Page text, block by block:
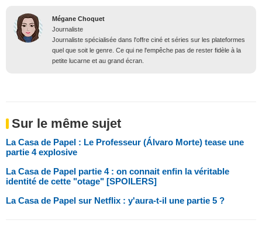
Mégane Choquet
Journaliste
Journaliste spécialisée dans l'offre ciné et séries sur les plateformes
quel que soit le genre. Ce qui ne l'empêche pas de rester fidèle à la
petite lucarne et au grand écran.
Sur le même sujet
La Casa de Papel : Le Professeur (Álvaro Morte) tease une
partie 4 explosive
La Casa de Papel partie 4 : on connait enfin la véritable
identité de cette "otage" [SPOILERS]
La Casa de Papel sur Netflix : y'aura-t-il une partie 5 ?